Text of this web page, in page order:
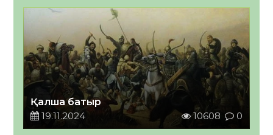
Қалша батыр
19.11.2024
10608 0